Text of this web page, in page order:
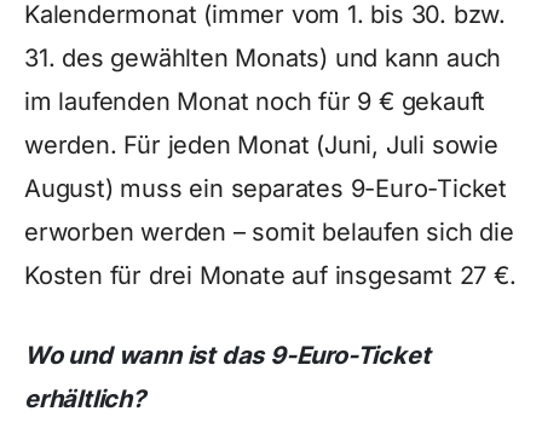
Kalendermonat (immer vom 1. bis 30. bzw.
31. des gewählten Monats) und kann auch
im laufenden Monat noch für 9 € gekauft
werden. Für jeden Monat (Juni, Juli sowie
August) muss ein separates 9-Euro-Ticket
erworben werden – somit belaufen sich die
Kosten für drei Monate auf insgesamt 27 €.
Wo und wann ist das 9-Euro-Ticket
erhältlich?